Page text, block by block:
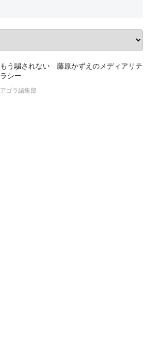
もう騙されない 藤原かずえのメディアリテ
ラシー
アゴラ編集部